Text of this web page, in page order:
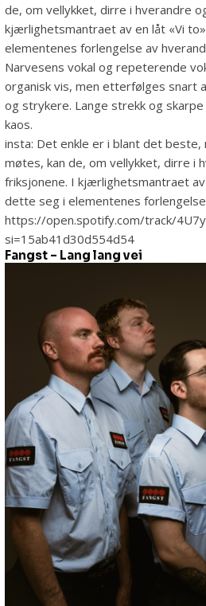
de, om vellykket, dirre i hverandre
kjærlighetsmantraet av en låt «Vi
elementenes forlengelse av
Narvesens vokal og repeterende
organisk vis, men etterfølges snart
og strykere. Lange strekk og
kaos.
insta: Det enkle er i blant det
møtes, kan de, om vellykket, dirre i
friksjonene. I kjærlighetsmantraet
dette seg i elementenes
https://open.spotify.com/track/
si=15ab41d30d554d54
Fangst – Lang lang vei